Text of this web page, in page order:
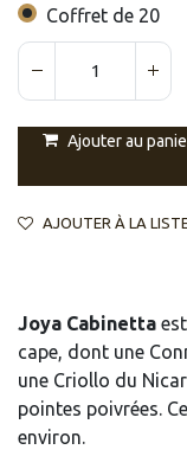
Coffret de 20
Ajouter au
AJOUTER À LA
Joya Cabinetta
cape, dont une
une Criollo du
pointes poivrées.
environ.